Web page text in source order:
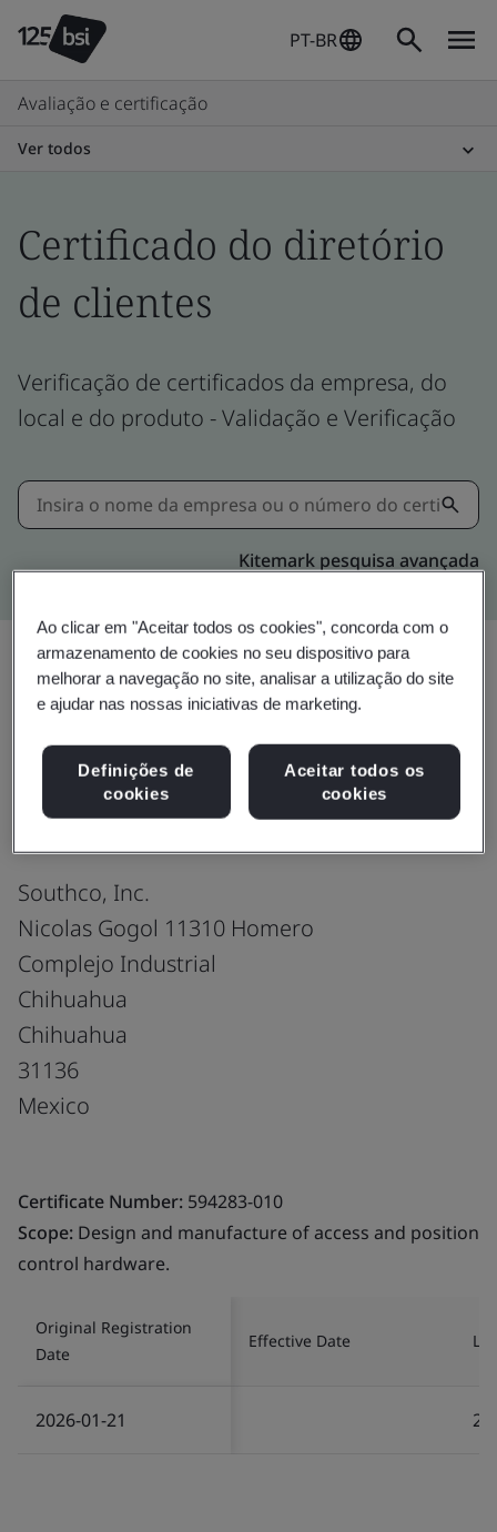
PT-BR
Avaliação e certificação
Ver todos
Certificado do diretório
de clientes
Verificação de certificados da empresa, do
local e do produto - Validação e Verificação
Kitemark pesquisa avançada
Compartilhar:
IATF 16949:2016
Southco, Inc.
Nicolas Gogol 11310 Homero
Complejo Industrial
Chihuahua
Chihuahua
31136
Mexico
Certificate Number: 594283-010
Scope: Design and manufacture of access and position
control hardware.
Original Registration
Date
Effective Date
2026-01-21
Ao clicar em "Aceitar todos os cookies", concorda com o
armazenamento de cookies no seu dispositivo para
melhorar a navegação no site, analisar a utilização do site
e ajudar nas nossas iniciativas de marketing.
Definições de
cookies
Aceitar todos os
cookies